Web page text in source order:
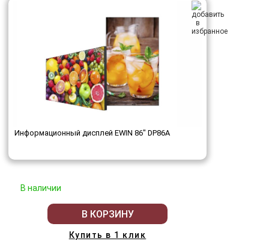
Информационный дисплей EWIN 86" DP86A
В наличии
В КОРЗИНУ
Купить в 1 клик